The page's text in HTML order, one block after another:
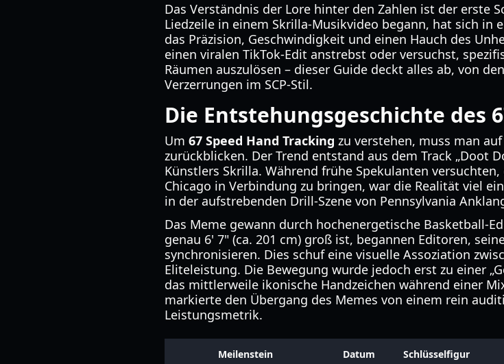
Das Verständnis der Lore hinter den Zahlen ist der erste
Liedzeile in einem Skrilla-Musikvideo begann, hat sich in
das Präzision, Geschwindigkeit und einen Hauch des
einen viralen TikTok-Edit anstrebst oder versuchst,
Räumen auszulösen – dieser Guide deckt alles ab, von
Verzerrungen im SCP-Stil.
Die Entstehungsgeschichte des
Um 67 Speed Hand Tracking zu verstehen, muss man
zurückblicken. Der Trend entstand aus dem Track „Doot
Künstlers Skrilla. Während frühe Spekulanten
Chicago in Verbindung zu bringen, war die Realität viel
in der aufstrebenden Drill-Szene von Pennsylvania
Das Meme gewann durch hochenergetische Basketball-
genau 6' 7" (ca. 201 cm) groß ist, begannen Editoren,
synchronisieren. Dies schuf eine visuelle Assoziation
Eliteleistung. Die Bewegung wurde jedoch erst zu einer
das mittlerweile ikonische Handzeichen während einer
markierte den Übergang des Memes von einem rein
Leistungsmetrik.
Meilenstein Datum Schlüsselfigur